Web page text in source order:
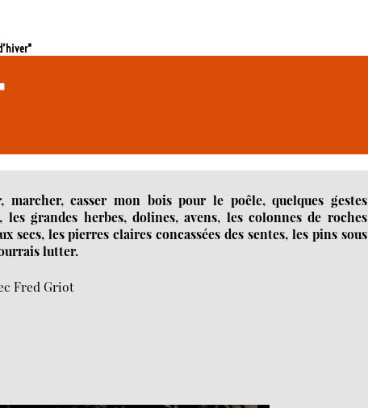
casser mon bois pour le poêle, quelques gestes
grandes herbes, dolines, avens, les colonnes de roches
secs, les pierres claires concassées des sentes, les pins sous
lutter.
Fred Griot